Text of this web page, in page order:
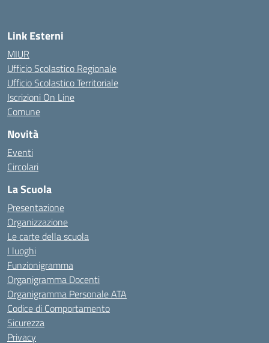
Link Esterni
MIUR
Ufficio Scolastico Regionale
Ufficio Scolastico Territoriale
Iscrizioni On Line
Comune
Novità
Eventi
Circolari
La Scuola
Presentazione
Organizzazione
Le carte della scuola
I luoghi
Funzionigramma
Organigramma Docenti
Organigramma Personale ATA
Codice di Comportamento
Sicurezza
Privacy